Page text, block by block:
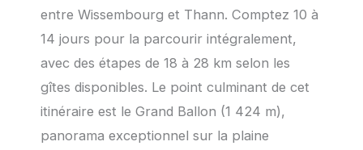
entre Wissembourg et Thann. Comptez 10 à
14 jours pour la parcourir intégralement,
avec des étapes de 18 à 28 km selon les
gîtes disponibles. Le point culminant de cet
itinéraire est le Grand Ballon (1 424 m),
panorama exceptionnel sur la plaine